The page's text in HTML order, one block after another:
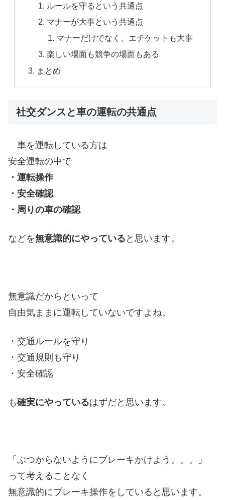
ルールを守るという共通点
マナーが大事という共通点
マナーだけでなく、エチケットも大事
楽しい場面も競争の場面もある
まとめ
社交ダンスと車の運転の共通点
車を運転している方は
安全運転の中で
・運転操作
・安全確認
・周りの車の確認
などを無意識的にやっている と思います。
無意識だからといって
自由気ままに運転していないですよね。
・交通ルールを守り
・交通規則も守り
・安全確認
も確実にやっているはずだと思います。
「ぶつからないようにブレーキかけよう。。。」
って考えることなく
無意識的にブレーキ操作をしていると思います。